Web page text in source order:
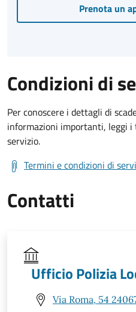
Prenota un
Condizioni di
Per conoscere i dettagli di
informazioni importanti, leggi
servizio.
Termini e condizioni di
Contatti
Ufficio Polizia
Via Roma, 54